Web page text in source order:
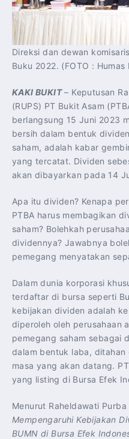
Direksi dan dewan
Buku 2022. (FOTO : Humas
KAKI BUKIT– Keputusan
(RUPS) PT Bukit Asam
berlangsung 15 Juni 2023
bersih dalam bentuk
saham, adalah kabar
yang tercatat. Dividen
akan dibayarkan pada 14
Apa itu dividen? Kenapa
PTBA harus membagikan
saham? Bolehkah
dividennya? Jawabnya
pemegang menyatakan
Dalam dunia korporasi
terdaftar di bursa seperti
kebijakan dividen adalah
diperoleh oleh perusahaan
pemegang saham sebagai
dalam bentuk laba,
masa yang akan datang.
yang listing di Bursa Efek
Menurut Raheldawati Purba
Mempengaruhi Kebijakan
BUMN di Bursa Efek